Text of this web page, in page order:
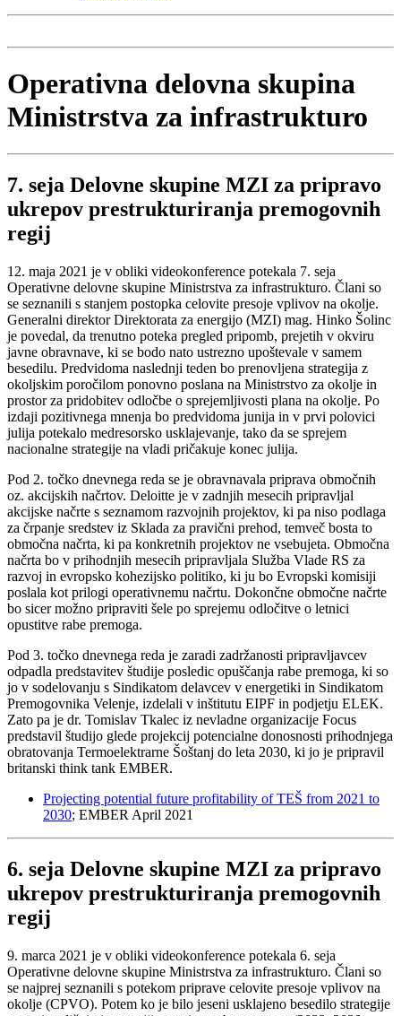
Operativna delovna skupina
Ministrstva za infrastrukturo
7. seja Delovne skupine MZI za pripravo
ukrepov prestrukturiranja premogovnih
regij
12. maja 2021 je v obliki videokonference potekala 7. seja
Operativne delovne skupine Ministrstva za infrastrukturo. Člani so
se seznanili s stanjem postopka celovite presoje vplivov na okolje.
Generalni direktor Direktorata za energijo (MZI) mag. Hinko Šolinc
je povedal, da trenutno poteka pregled pripomb, prejetih v okviru
javne obravnave, ki se bodo nato ustrezno upoštevale v samem
besedilu. Predvidoma naslednji teden bo prenovljena strategija z
okoljskim poročilom ponovno poslana na Ministrstvo za okolje in
prostor za pridobitev odločbe o sprejemljivosti plana na okolje. Po
izdaji pozitivnega mnenja bo predvidoma junija in v prvi polovici
julija potekalo medresorsko usklajevanje, tako da se sprejem
nacionalne strategije na vladi pričakuje konec julija.
Pod 2. točko dnevnega reda se je obravnavala priprava območnih
oz. akcijskih načrtov. Deloitte je v zadnjih mesecih pripravljal
akcijske načrte s seznamom razvojnih projektov, ki pa niso podlaga
za črpanje sredstev iz Sklada za pravični prehod, temveč bosta to
območna načrta, ki pa konkretnih projektov ne vsebujeta. Območna
načrta bo v prihodnjih mesecih pripravljala Služba Vlade RS za
razvoj in evropsko kohezijsko politiko, ki ju bo Evropski komisiji
poslala kot prilogi operativnemu načrtu. Dokončne območne načrte
bo sicer možno pripraviti šele po sprejemu odločitve o letnici
opustitve rabe premoga.
Pod 3. točko dnevnega reda je zaradi zadržanosti pripravljavcev
odpadla predstavitev študije posledic opuščanja rabe premoga, ki so
jo v sodelovanju s Sindikatom delavcev v energetiki in Sindikatom
Premogovnika Velenje, izdelali v inštitutu EIPF in podjetju ELEK.
Zato pa je dr. Tomislav Tkalec iz nevladne organizacije Focus
predstavil študijo glede projekcij potencialne donosnosti prihodnjega
obratovanja Termoelektrarne Šoštanj do leta 2030, ki jo je pripravil
britanski think tank EMBER.
Projecting potential future profitability of TEŠ from 2021 to
2030; EMBER April 2021
6. seja Delovne skupine MZI za pripravo
ukrepov prestrukturiranja premogovnih
regij
9. marca 2021 je v obliki videokonference potekala 6. seja
Operativne delovne skupine Ministrstva za infrastrukturo. Člani so
se najprej seznanili s potekom priprave celovite presoje vplivov na
okolje (CPVO). Potem ko je bilo jeseni usklajeno besedilo strategije